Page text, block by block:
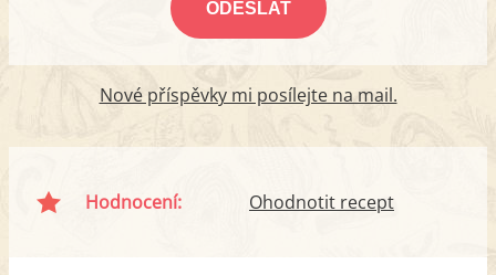
Nové příspěvky mi posílejte na mail.
Hodnocení: Ohodnotit recept